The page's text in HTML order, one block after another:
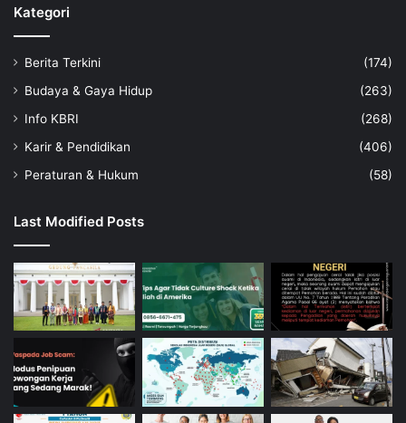
Kategori
Berita Terkini
(174)
Budaya & Gaya Hidup
(263)
Info KBRI
(268)
Karir & Pendidikan
(406)
Peraturan & Hukum
(58)
Last Modified Posts